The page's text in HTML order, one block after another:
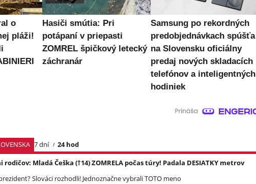
o
pláži!
Hasiči smútia: Pri
potápaní v priepasti
ZOMREL špičkový letecký
záchranár
Samsung po rekordných
predobjednávkach spúšťa
na Slovensku oficiálny
predaj nových skladacích
telefónov a inteligentných
hodiniek
7 dní
24 hod
rodičov: Mladá Češka (†14) ZOMRELA počas túry! Padala DESIATKY metrov
Slováci rozhodli! Jednoznačne vybrali TOTO meno